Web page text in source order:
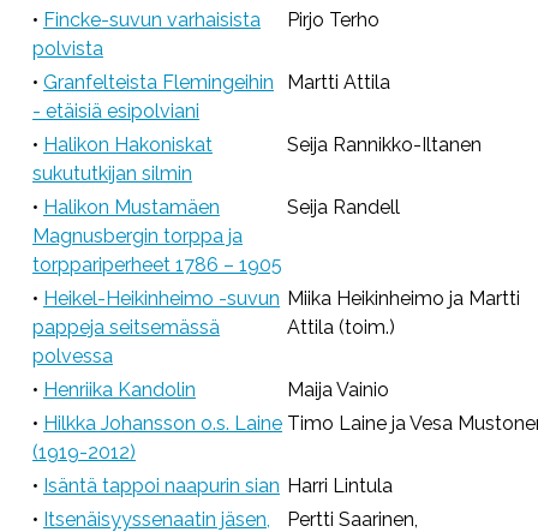
• Fincke-suvun varhaisista
polvista
Pirjo Terho
• Granfelteista Flemingeihin
- etäisiä esipolviani
Martti Attila
• Halikon Hakoniskat
sukututkijan silmin
Seija Rannikko-Iltanen
• Halikon Mustamäen
Magnusbergin torppa ja
torppariperheet 1786 – 1905
Seija Randell
• Heikel-Heikinheimo -suvun
pappeja seitsemässä
polvessa
Miika Heikinheimo ja Martti
Attila (toim.)
• Henriika Kandolin
Maija Vainio
• Hilkka Johansson o.s. Laine
(1919-2012)
Timo Laine ja Vesa
• Isäntä tappoi naapurin sian Harri Lintula
• Itsenäisyyssenaatin jäsen,
Pertti Saarinen,